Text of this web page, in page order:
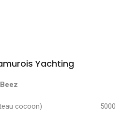
Yachting
- bateau cocoon) 5000